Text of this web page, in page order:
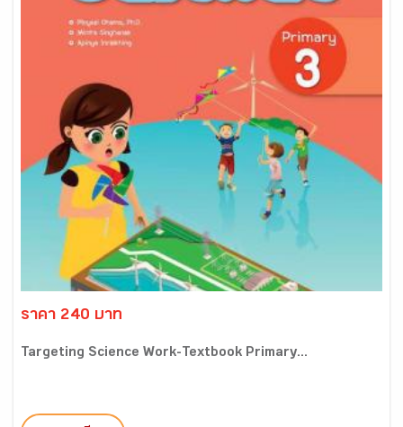
ราคา 240 บาท
Targeting Science Work-Textbook Primary...